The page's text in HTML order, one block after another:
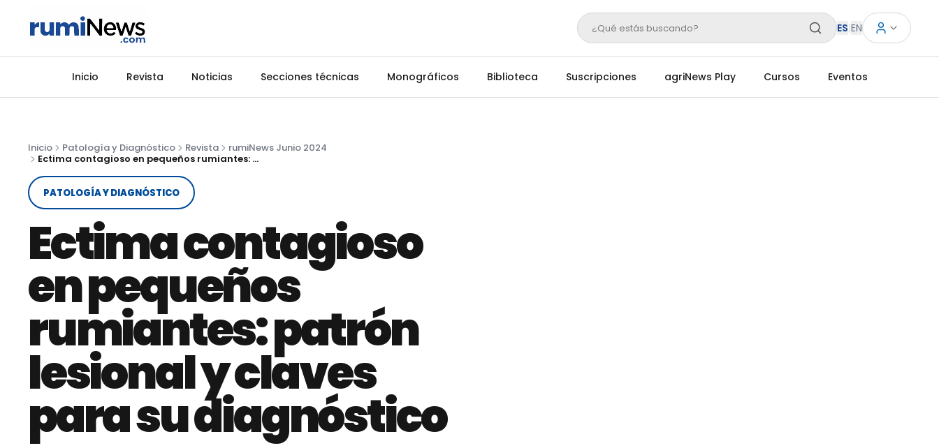
¿Qué estás buscando? ES|EN
Inicio Revista Noticias Secciones técnicas Monográficos Biblioteca Suscripciones agriNews Play Cursos Eventos
Inicio Patología y Diagnóstico Revista
rumiNews Junio 2024
Ectima contagioso en pequeños rumiantes: patrón lesional y claves para su diagnóstico
PATOLOGÍA Y DIAGNÓSTICO
Ectima contagioso
en pequeños
rumiantes: patrón
lesional y claves
para su diagnóstico